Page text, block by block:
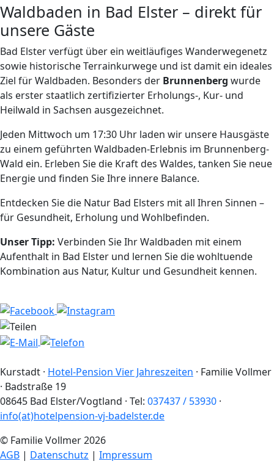
Waldbaden in Bad Elster – direkt für
unsere Gäste
Bad Elster verfügt über ein weitläufiges Wanderwegenetz
sowie historische Terrainkurwege und ist damit ein ideales
Ziel für Waldbaden. Besonders der Brunnenberg wurde
als erster staatlich zertifizierter Erholungs-, Kur- und
Heilwald in Sachsen ausgezeichnet.
Jeden Mittwoch um 17:30 Uhr laden wir unsere Hausgäste
zu einem geführten Waldbaden-Erlebnis im Brunnenberg-
Wald ein. Erleben Sie die Kraft des Waldes, tanken Sie neue
Energie und finden Sie Ihre innere Balance.
Entdecken Sie die Natur Bad Elsters mit all Ihren Sinnen –
für Gesundheit, Erholung und Wohlbefinden.
Unser Tipp: Verbinden Sie Ihr Waldbaden mit einem
Aufenthalt in Bad Elster und lernen Sie die wohltuende
Kombination aus Natur, Kultur und Gesundheit kennen.
Kurstadt · Hotel-Pension Vier Jahreszeiten · Familie Vollmer
· Badstraße 19
08645 Bad Elster/Vogtland · Tel: 037437 / 53930 ·
info(at)hotelpension-vj-badelster.de
© Familie Vollmer 2026
AGB | Datenschutz | Impressum